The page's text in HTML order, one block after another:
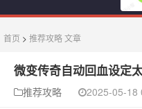
首页 > 推荐攻略文章
微变传奇自动回血设定
推荐攻略 2025-05-18